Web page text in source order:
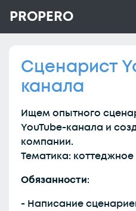
PROPERO
Сценарист
канала
Ищем опытного
YouTube-канала и
компании.
Тематика: коттеджное
Обязанности:
- Написание